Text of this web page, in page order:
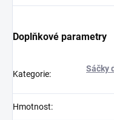
Doplňkové parametry
Kategorie:
Sáčky
Hmotnost: